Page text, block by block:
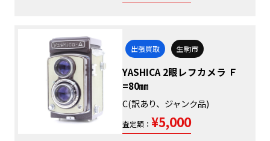
出張買取 生駒市
YASHICA 2眼レフカメラ Ｆ
=80㎜
C(訳あり、ジャンク品)
査定額： ¥5,000